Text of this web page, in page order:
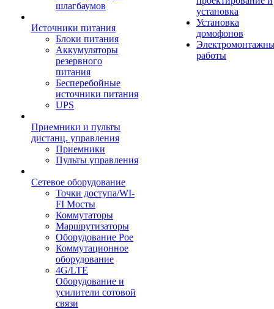
шлагбаумов
Источники питания
Блоки питания
Аккумуляторы
резервного
питания
Бесперебойные
источники питания
UPS
Приемники и пульты
дистанц. управления
Приемники
Пульты управления
Сетевое оборудование
Точки доступа/WI-
FI Мосты
Коммутаторы
Маршрутизаторы
Оборудование Poe
Коммутационное
оборудование
4G/LTE
Оборудование и
усилители сотовой
связи
установка
Установка
домофонов
работы